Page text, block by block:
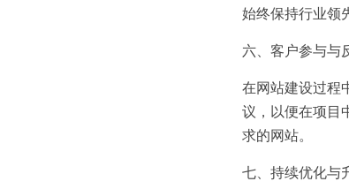
始终保持行业领
六、客户参与与
在网站建设过程
议，以便在项目
求的网站。
七、持续优化与